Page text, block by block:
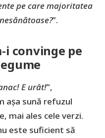
pe care majoritatea
”.
i convinge pe
E urât!”,
așa sună refuzul
mai ales cele verzi.
este suficient să